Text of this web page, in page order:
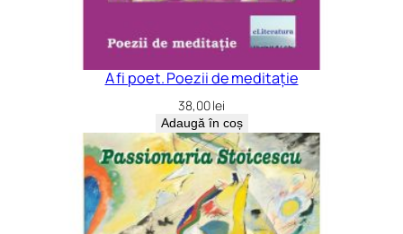
A fi poet. Poezii de meditație
38,00lei
Adaugă în coș